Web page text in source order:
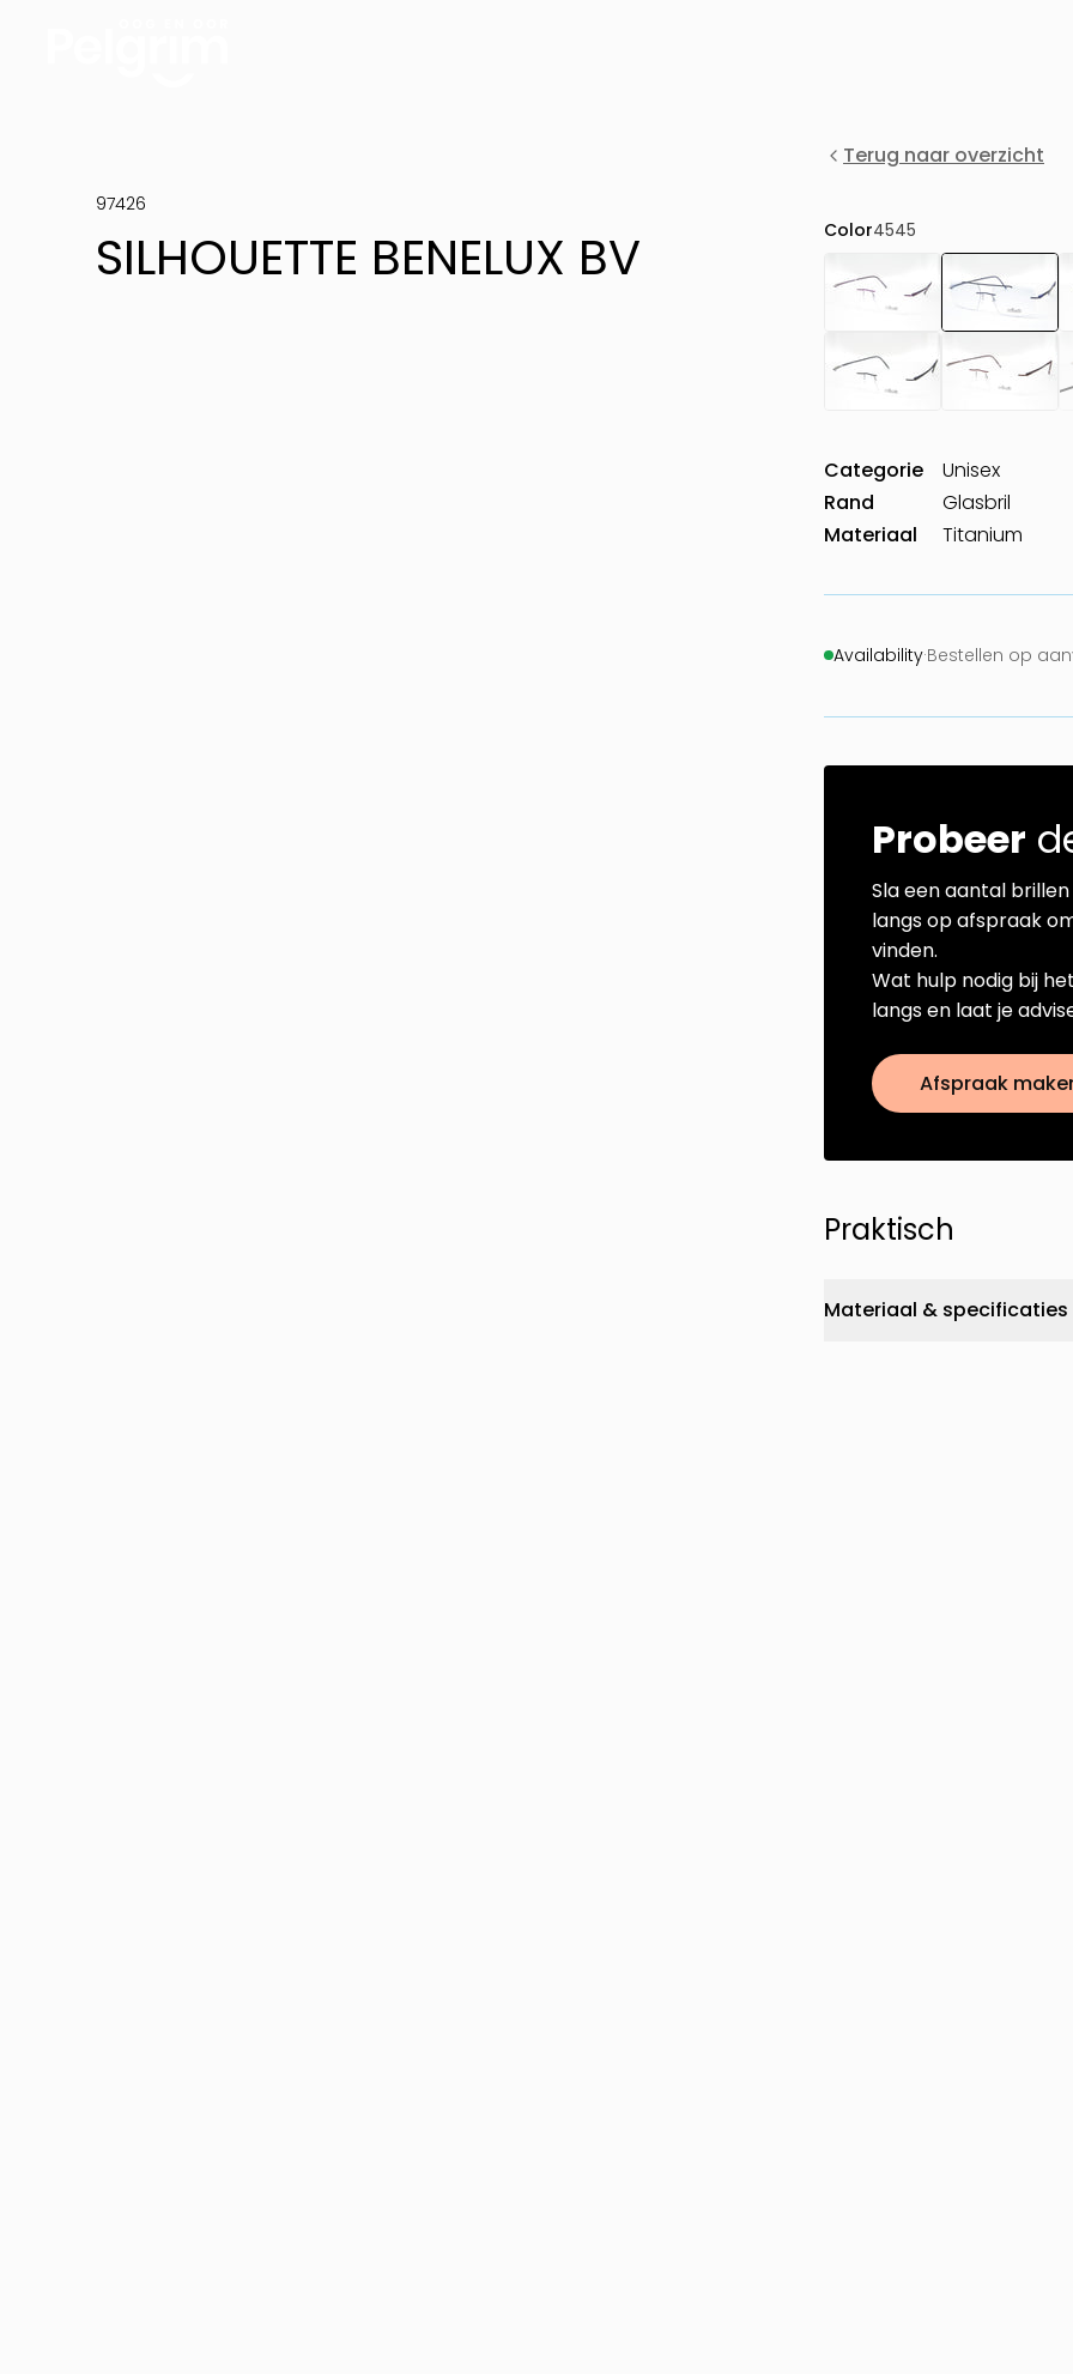
97426
SILHOUETTE BENELUX BV
Terug naar overzicht
Color4545
Categorie
Unisex
Rand
Glasbril
Materiaal
Titanium
Availability·Bestellen op
Probeer
Sla een aantal
langs op afspraak
vinden.
Wat hulp nodig bij
langs en laat je
Afspraak
Praktisch
Materiaal & specificaties